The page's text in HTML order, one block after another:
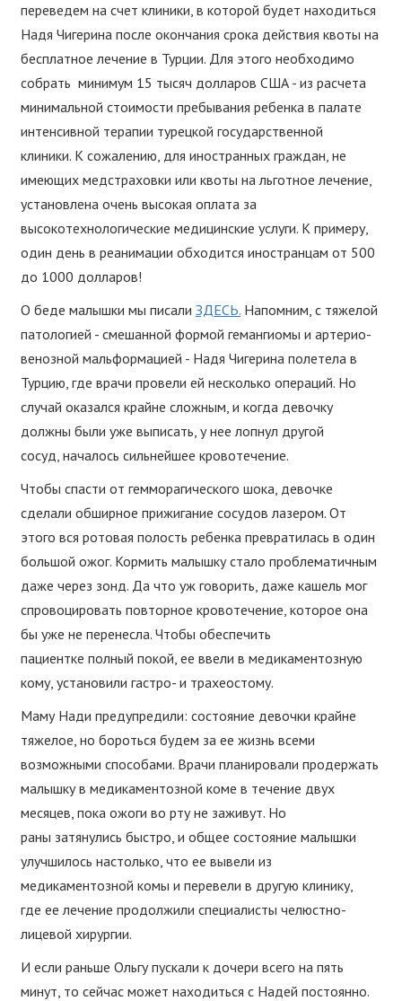
переведем на счет клиники, в которой будет находиться
Надя Чигерина после окончания срока действия квоты на
бесплатное лечение в Турции. Для этого необходимо
собрать минимум 15 тысяч долларов США - из расчета
минимальной стоимости пребывания ребенка в палате
интенсивной терапии турецкой государственной
клиники. К сожалению, для иностранных граждан, не
имеющих медстраховки или квоты на льготное лечение,
установлена очень высокая оплата за
высокотехнологические медицинские услуги. К примеру,
один день в реанимации обходится иностранцам от 500
до 1000 долларов!
О беде малышки мы писали ЗДЕСЬ. Напомним, с тяжелой
патологией - смешанной формой гемангиомы и артерио-
венозной мальформацией - Надя Чигерина полетела в
Турцию, где врачи провели ей несколько операций. Но
случай оказался крайне сложным, и когда девочку
должны были уже выписать, у нее лопнул другой
сосуд, началось сильнейшее кровотечение.
Чтобы спасти от гемморагического шока, девочке
сделали обширное прижигание сосудов лазером. От
этого вся ротовая полость ребенка превратилась в один
большой ожог. Кормить малышку стало проблематичным
даже через зонд. Да что уж говорить, даже кашель мог
спровоцировать повторное кровотечение, которое она
бы уже не перенесла. Чтобы обеспечить
пациентке полный покой, ее ввели в медикаментозную
кому, установили гастро- и трахеостому.
Маму Нади предупредили: состояние девочки крайне
тяжелое, но бороться будем за ее жизнь всеми
возможными способами. Врачи планировали продержать
малышку в медикаментозной коме в течение двух
месяцев, пока ожоги во рту не заживут. Но
раны затянулись быстро, и общее состояние малышки
улучшилось настолько, что ее вывели из
медикаментозной комы и перевели в другую клинику,
где ее лечение продолжили специалисты челюстно-
лицевой хирургии.
И если раньше Ольгу пускали к дочери всего на пять
минут, то сейчас может находиться с Надей постоянно.